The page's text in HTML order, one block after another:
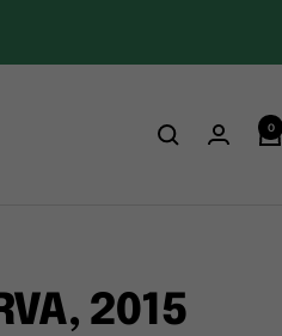
0
2015